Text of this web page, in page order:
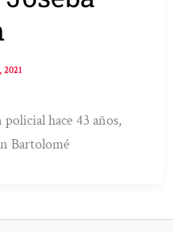
2021
hace 43 años,
Bartolomé